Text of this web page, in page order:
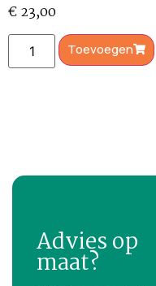
€23,00
Toevoegen
Advies op
maat?